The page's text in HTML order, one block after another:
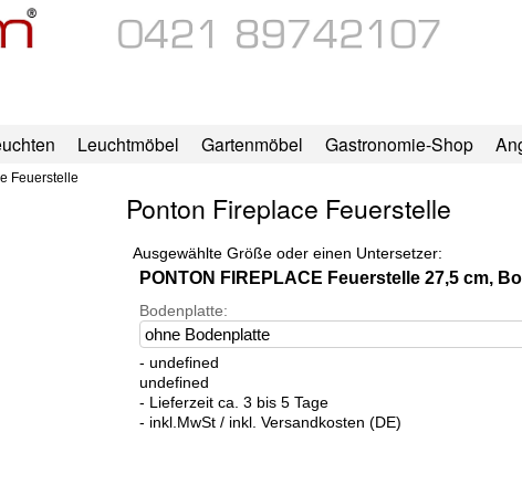
Leuchtmöbel Gartenmöbel Gastronomie-Shop
Feuerstelle
Ponton Fireplace Feuerstelle
Ausgewählte Größe oder einen Untersetzer:
PONTON FIREPLACE Feuerstelle 27,5 cm,
Bodenplatte:
- undefined
undefined
- Lieferzeit ca. 3 bis 5 Tage
- inkl.MwSt / inkl. Versandkosten (DE)